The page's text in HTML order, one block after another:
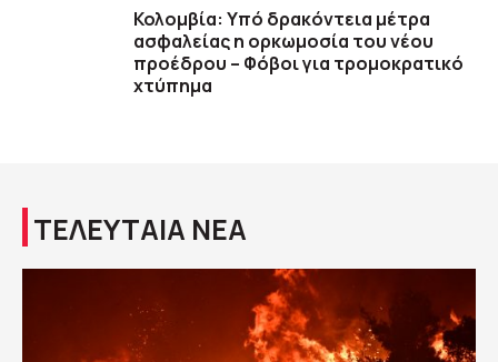
Κολομβία: Υπό δρακόντεια μέτρα
ασφαλείας η ορκωμοσία του νέου
προέδρου – Φόβοι για τρομοκρατικό
χτύπημα
ΤΕΛΕΥΤΑΙΑ ΝΕΑ